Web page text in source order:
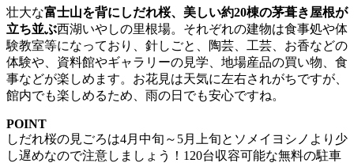
壮大な富士山を背にしだれ桜、美しい約20棟の茅葺き屋根が
立ち並ぶ西湖いやしの里根場。それぞれの建物は食事処や体
験教室等になっており、針しごと、陶芸、工芸、お香などの
体験や、資料館やギャラリーの見学、地場産品の買い物、食
事などが楽しめます。お花見は天気に左右されがちですが、
館内でも楽しめるため、雨の日でも安心ですね。
POINT
しだれ桜の見ごろは4月中旬～5月上旬とソメイヨシノより少
し遅めなので注意しましょう！120台収容可能な無料の駐車